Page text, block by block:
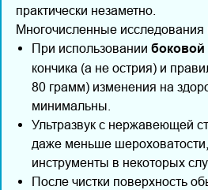
практически незаметно.
Многочисленные исследования
При использовании боковой
кончика (а не острия) и
80 грамм) изменения на
минимальны.
Ультразвук с нержавеющей
даже меньше
инструменты в некоторых
После чистки поверхность